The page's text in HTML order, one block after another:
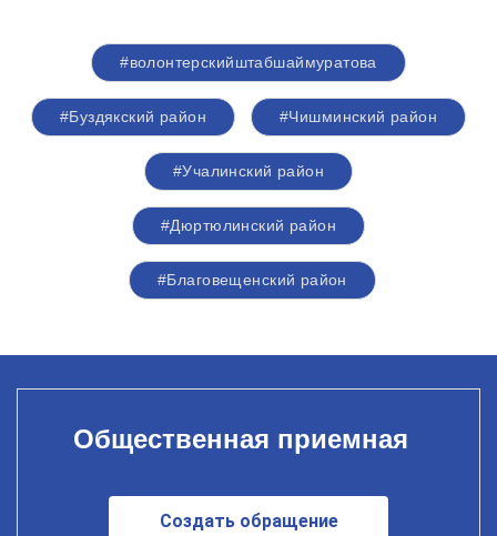
#волонтерскийштабшаймуратова
#Буздякский район #Чишминский район
#Учалинский район
#Дюртюлинский район
#Благовещенский район
Общественная приемная
Создать обращение